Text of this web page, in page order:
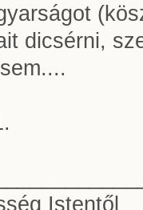
dicsérni,
Istentől